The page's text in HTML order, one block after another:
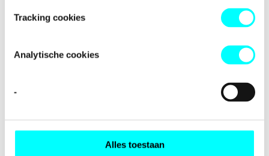
Tracking cookies
Analytische cookies
-
Alles toestaan
browser consolefor